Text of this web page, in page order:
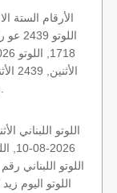
الأرقام الستة
اللوتو اللبناني